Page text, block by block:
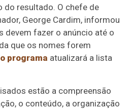
do resultado. O chefe de
George Cardim, informou
devem fazer o anúncio até o
que os nomes forem
programa atualizará a lista
estão a compreensão
o conteúdo, a organização